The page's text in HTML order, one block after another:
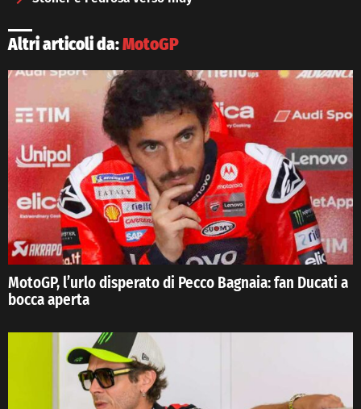
Altri articoli da:MotoGP
MotoGP, l’urlo disperato di Pecco Bagnaia: fan Ducati a
bocca aperta